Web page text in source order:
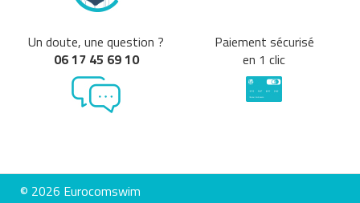
Un doute, une question ?
06 17 45 69 10
Paiement sécurisé
en 1 clic
© 2026 Eurocomswim